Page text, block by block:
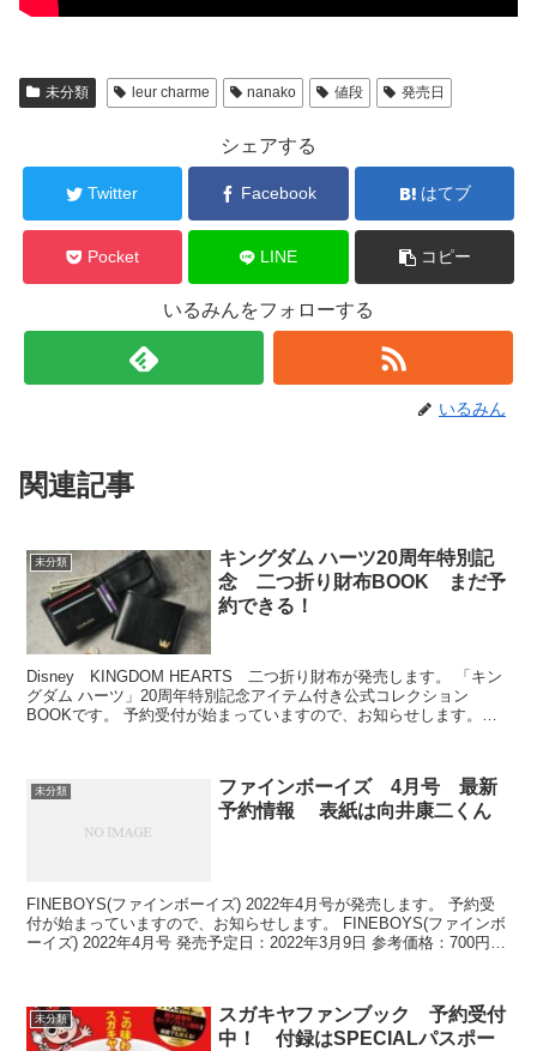
未分類 leur charme nanako 値段 発売日
シェアする
Twitter Facebook はてブ
Pocket LINE コピー
いるみんをフォローする
いるみん
関連記事
未分類
キングダム ハーツ20周年特別記
念 二つ折り財布BOOK まだ予
約できる！
Disney KINGDOM HEARTS 二つ折り財布が発売します。 「キン
グダム ハーツ」20周年特別記念アイテム付き公式コレクション
BOOKです。 予約受付が始まっていますので、お知らせします。
未分類
ファインボーイズ 4月号 最新
予約情報 表紙は向井康二くん
FINEBOYS(ファインボーイズ) 2022年4月号が発売します。 予約受
付が始まっていますので、お知らせします。 FINEBOYS(ファインボ
ーイズ) 2022年4月号 発売予定日：2022年3月9日 参考価格：700円
未分類
スガキヤファンブック 予約受付
中！ 付録はSPECIALパスポー